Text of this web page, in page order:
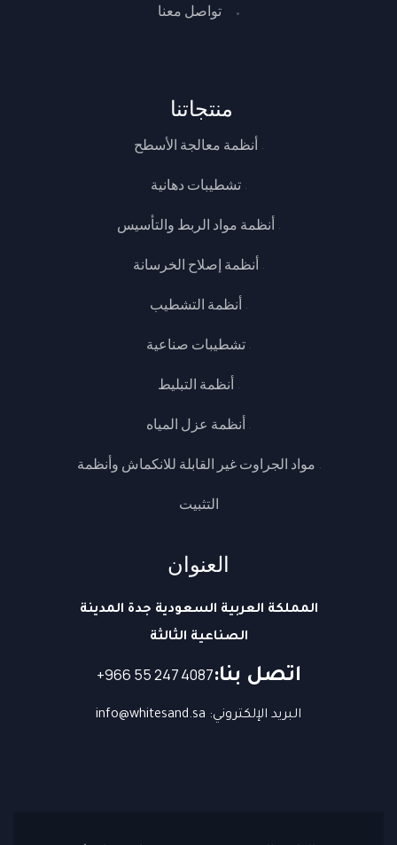
تواصل معنا
منتجاتنا
أنظمة معالجة الأسطح
تشطيبات دهانية
أنظمة مواد الربط والتأسيس
أنظمة إصلاح الخرسانة
أنظمة التشطيب
تشطيبات صناعية
أنظمة التبليط
أنظمة عزل المياه
مواد الجراوت غير القابلة للانكماش وأنظمة
التثبيت
العنوان
المملكة العربية السعودية جدة المدينة
الصناعية الثالثة
اتصل بنا:
البريد الإلكتروني: info@whitesand.sa